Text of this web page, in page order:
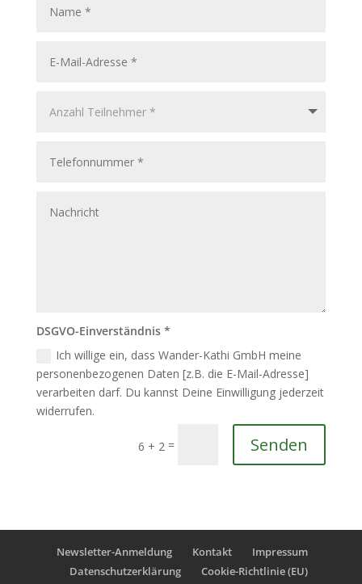
DSGVO-Einverständnis *
Ich willige ein, dass Wander-Kathi GmbH meine
personenbezogenen Daten [z.B. die E-Mail-Adresse]
verarbeiten darf. Du kannst Deine Einwilligung jederzeit
widerrufen.
6 + 2 = Senden
Newsletter-Anmeldung Kontakt
Impressum
Datenschutzerklärung
Cookie-Richtlinie (EU)